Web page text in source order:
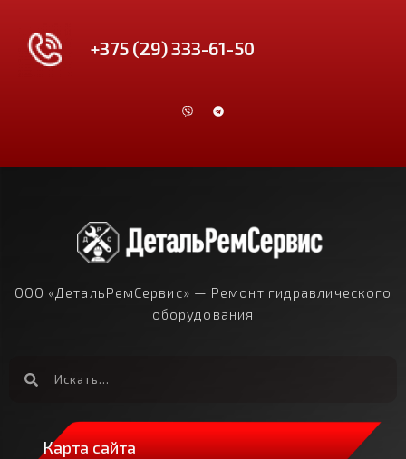
+375 (29) 333-61-50
ООО «ДетальРемСервис» — Ремонт гидравлического
оборудования
Карта сайта